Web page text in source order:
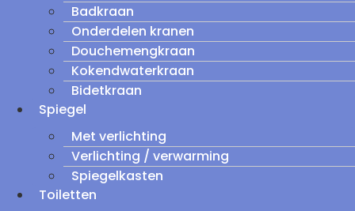
Badkraan
Onderdelen kranen
Douchemengkraan
Kokendwaterkraan
Bidetkraan
Spiegel
Met verlichting
Verlichting / verwarming
Spiegelkasten
Toiletten